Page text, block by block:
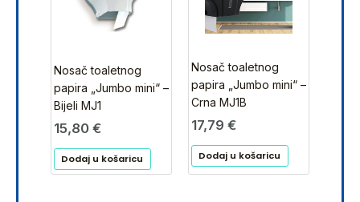
Nosač toaletnog
papira „Jumbo mini“ –
Bijeli MJ1
15,80 €
Dodaj u košaricu
Nosač toaletnog
papira „Jumbo mini“ –
Crna MJ1B
17,79 €
Dodaj u košaricu